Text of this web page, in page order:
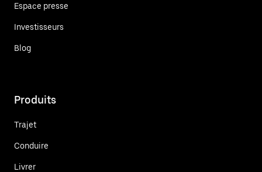
Espace presse
Investisseurs
Blog
Produits
Trajet
Conduire
Livrer